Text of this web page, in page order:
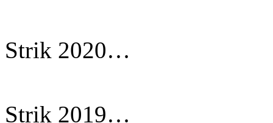
Strik 2020…
Strik 2019…